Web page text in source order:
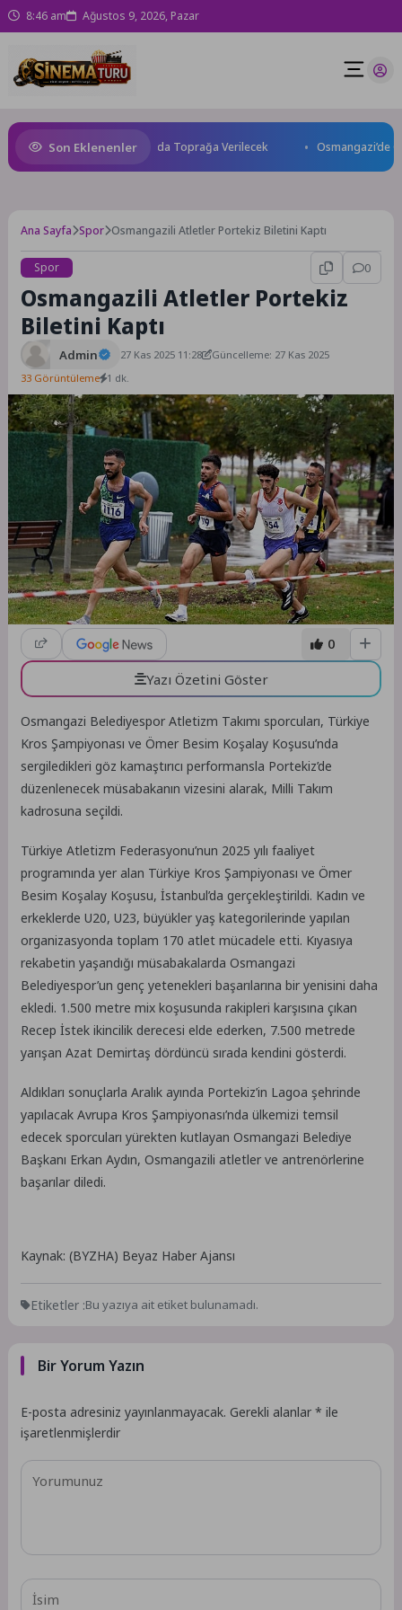
8:46 am Ağustos 9, 2026, Pazar
Son Eklenenler
Kuzey Makedonya’da Toprağa Verilecek Osmangazi’de
Ana Sayfa Spor Osmangazili Atletler Portekiz Biletini Kaptı
Spor 0
Osmangazili Atletler Portekiz
Biletini Kaptı
Admin 27 Kas 2025 11:28
Güncelleme: 27 Kas 2025
33 Görüntüleme 1 dk.
0
Yazı Özetini Göster
Osmangazi Belediyespor Atletizm Takımı sporcuları, Türkiye
Kros Şampiyonası ve Ömer Besim Koşalay Koşusu’nda
sergiledikleri göz kamaştırıcı performansla Portekiz’de
düzenlenecek müsabakanın vizesini alarak, Milli Takım
kadrosuna seçildi.
Türkiye Atletizm Federasyonu’nun 2025 yılı faaliyet
programında yer alan Türkiye Kros Şampiyonası ve Ömer
Besim Koşalay Koşusu, İstanbul’da gerçekleştirildi. Kadın ve
erkeklerde U20, U23, büyükler yaş kategorilerinde yapılan
organizasyonda toplam 170 atlet mücadele etti. Kıyasıya
rekabetin yaşandığı müsabakalarda Osmangazi
Belediyespor’un genç yetenekleri başarılarına bir yenisini daha
ekledi. 1.500 metre mix koşusunda rakipleri karşısına çıkan
Recep İstek ikincilik derecesi elde ederken, 7.500 metrede
yarışan Azat Demirtaş dördüncü sırada kendini gösterdi.
Aldıkları sonuçlarla Aralık ayında Portekiz’in Lagoa şehrinde
yapılacak Avrupa Kros Şampiyonası’nda ülkemizi temsil
edecek sporcuları yürekten kutlayan Osmangazi Belediye
Başkanı Erkan Aydın, Osmangazili atletler ve antrenörlerine
başarılar diledi.
Kaynak: (BYZHA) Beyaz Haber Ajansı
Etiketler :Bu yazıya ait etiket bulunamadı.
Bir Yorum Yazın
E-posta adresiniz yayınlanmayacak. Gerekli alanlar* ile
işaretlenmişlerdir